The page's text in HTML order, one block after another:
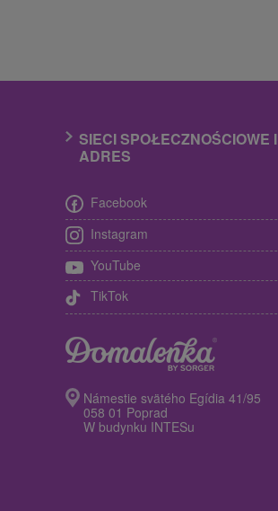
SIECI SPOŁECZNOŚCIOWE I
ADRES
Facebook
Instagram
YouTube
TikTok
Námestie svätého Egídia 41/95
058 01 Poprad
W budynku INTESu